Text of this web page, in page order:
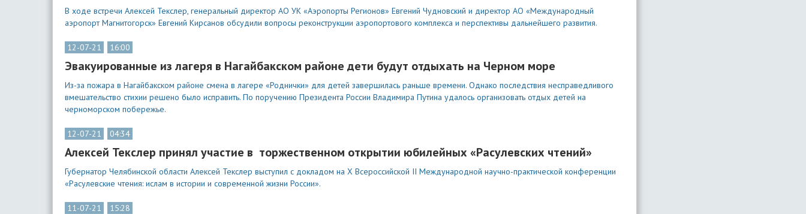
В ходе встречи Алексей Текслер, генеральный директор АО УК «Аэропорты Регионов» Евгений Чудновский и директор АО «Международный
аэропорт Магнитогорск» Евгений Кирсанов обсудили вопросы реконструкции аэропортового комплекса и перспективы дальнейшего развития.
12-07-21 16:00
Эвакуированные из лагеря в Нагайбакском районе дети будут отдыхать на Черном море
Из-за пожара в Нагайбакском районе смена в лагере «Роднички» для детей завершилась раньше времени. Однако последствия несправедливого
вмешательство стихии решено было исправить. По поручению Президента России Владимира Путина удалось организовать отдых детей на
черноморском побережье.
12-07-21 04:34
Алексей Текслер принял участие в торжественном открытии юбилейных «Расулевских чтений»
Губернатор Челябинской области Алексей Текслер выступил с докладом на X Всероссийской II Международной научно-практической конференции
«Расулевские чтения: ислам в истории и современной жизни России».
11-07-21 15:28